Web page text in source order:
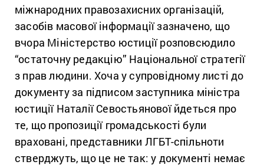
міжнародних правозахисних організацій,
засобів масової інформації зазначено, що
вчора Міністерство юстиції розповсюдило
“остаточну редакцію” Національної стратегії
з прав людини. Хоча у супровідному листі до
документу за підписом заступника міністра
юстиції Наталії Севостьянової йдеться про
те, що пропозиції громадськості були
враховані, представники ЛГБТ-спільноти
стверджуть, що це не так: у документі немає